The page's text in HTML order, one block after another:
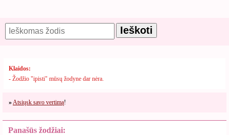
Klaidos:
- Žodžio "ipisti" mūsų žodyne dar nėra.
»Atsiųsk savo vertimą!
Panašūs žodžiai: